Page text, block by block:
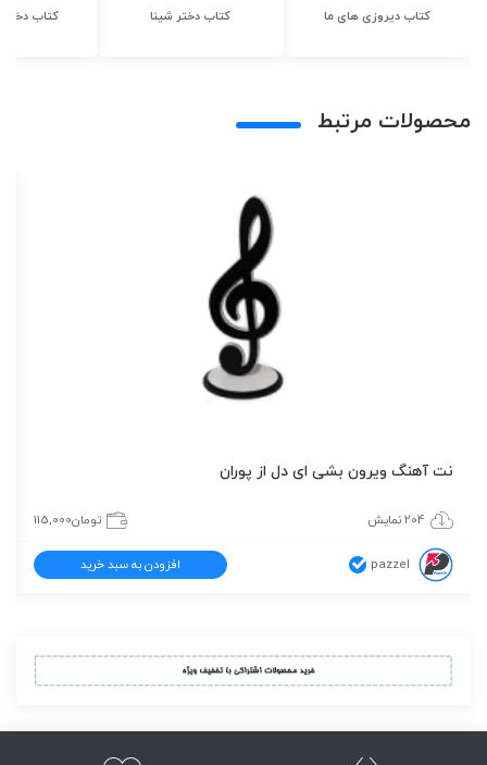
کتاب دیروزی های ما کتاب دختر شینا کتاب دختر
محصولات مرتبط
نت آهنگ ویرون بشی ای دل از پوران
204 نمایش تومان115,000
pazzel افزودن به سبد خرید